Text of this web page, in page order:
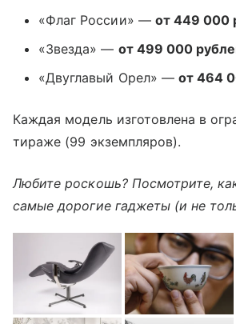
«Флаг России» — от 449 000
«Звезда» — от 499 000
«Двуглавый Орел» — от 464
Каждая модель изготовлена в
тираже (99 экземпляров).
Любите роскошь? Посмотрите,
самые дорогие гаджеты (и не